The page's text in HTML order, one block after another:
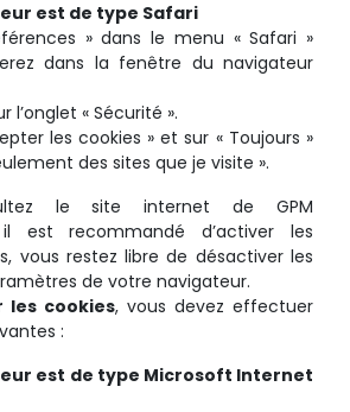
est de type Safari
» dans le menu « Safari »
dans la fenêtre du navigateur
l’onglet « Sécurité ».
les cookies » et sur « Toujours »
des sites que je visite ».
le site internet de GPM
il est recommandé d’activer les
vous restez libre de désactiver les
de votre navigateur.
les cookies, vous devez effectuer
:
est de type Microsoft Internet